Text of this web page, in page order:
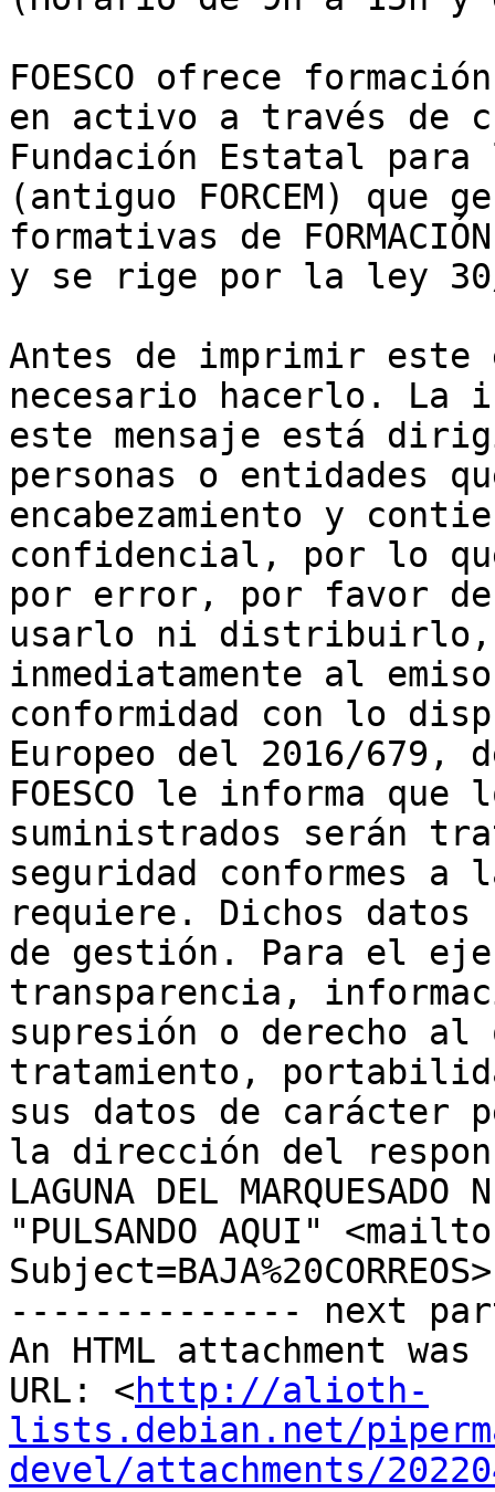
FOESCO ofrece
en activo a través de
Fundación Estatal para
(antiguo FORCEM) que
formativas de
y se rige por la ley
Antes de imprimir
necesario hacerlo. La
este mensaje está
personas o entidades
encabezamiento y
confidencial, por lo
por error, por favor
usarlo ni distribuirlo,
inmediatamente al
conformidad con lo
Europeo del 2016/
FOESCO le informa
suministrados serán
seguridad conformes a
requiere. Dichos datos
de gestión. Para el
transparencia,
supresión o derecho
tratamiento,
sus datos de carácter
la dirección del
LAGUNA DEL
"PULSANDO AQUI"
-------------- next
An HTML attachment
URL: <http://alioth-
lists.debian.net/
devel/attachments/